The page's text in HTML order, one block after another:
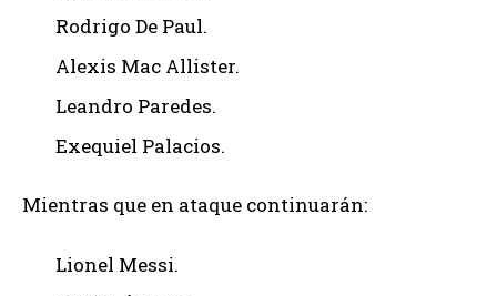
Rodrigo De Paul.
Alexis Mac Allister.
Leandro Paredes.
Exequiel Palacios.
Mientras que en ataque continuarán:
Lionel Messi.